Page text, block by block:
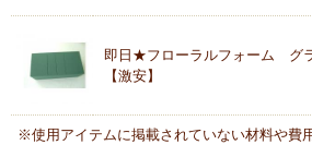
即日★フローラルフォーム グ
【激安】
※使用アイテムに掲載されていない材料や費